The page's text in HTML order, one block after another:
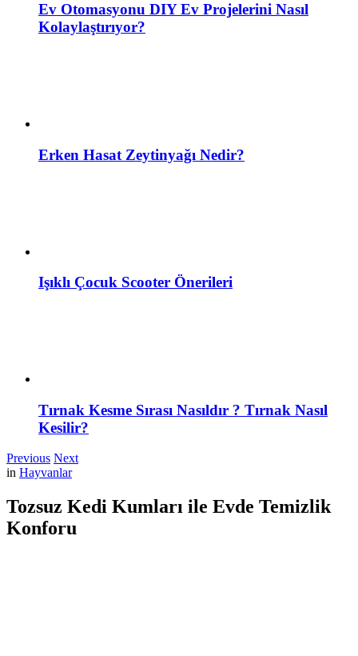
Ev Otomasyonu DIY Ev Projelerini Nasıl
Kolaylaştırıyor?
Erken Hasat Zeytinyağı Nedir?
Işıklı Çocuk Scooter Önerileri
Tırnak Kesme Sırası Nasıldır ? Tırnak Nasıl
Kesilir?
Previous Next
in Hayvanlar
Tozsuz Kedi Kumları ile Evde Temizlik
Konforu